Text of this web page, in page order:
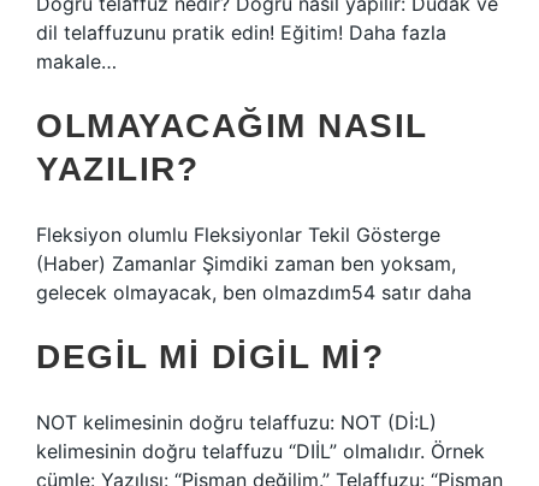
dil telaffuzunu pratik edin! Eğitim! Daha fazla
makale…
OLMAYACAĞIM NASIL
YAZILIR?
Fleksiyon olumlu Fleksiyonlar Tekil Gösterge
(Haber) Zamanlar Şimdiki zaman ben yoksam,
gelecek olmayacak, ben olmazdım54 satır daha
DEGIL MI DIGIL MI?
NOT kelimesinin doğru telaffuzu: NOT (Dİ:L)
kelimesinin doğru telaffuzu “DIİL” olmalıdır. Örnek
cümle: Yazılışı: “Pişman değilim.” Telaffuzu: “Pişman